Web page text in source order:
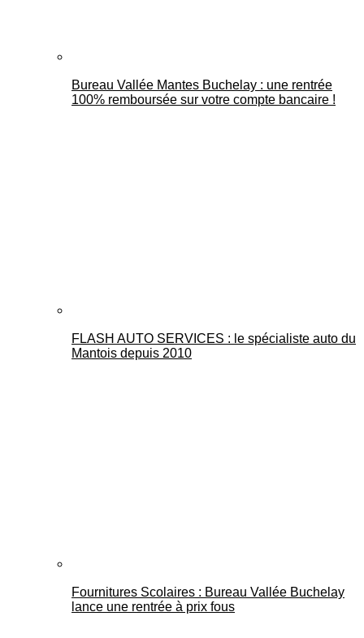
Bureau Vallée Mantes Buchelay : une rentrée
100% remboursée sur votre compte bancaire !
FLASH AUTO SERVICES : le spécialiste auto du
Mantois depuis 2010
Fournitures Scolaires : Bureau Vallée Buchelay
lance une rentrée à prix fous